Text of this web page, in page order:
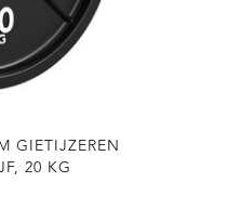
GIETIJZEREN
20 KG